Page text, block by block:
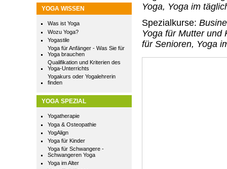
YOGA WISSEN
Was ist Yoga
Wozu Yoga?
Yogastile
Yoga für Anfänger - Was Sie für
Yoga brauchen
Qualifikation und Kriterien des
Yoga-Unterrichts
Yogakurs oder Yogalehrerin
finden
YOGA SPEZIAL
Yogatherapie
Yoga & Osteopathie
YogAlign
Yoga für Kinder
Yoga für Schwangere -
Schwangeren Yoga
Yoga im Alter
Yoga, Yoga im
Spezialkurse:
Yoga für Mutter und
für Senioren, Yoga